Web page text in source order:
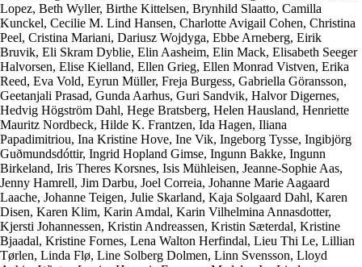
Lopez, Beth Wyller, Birthe Kittelsen, Brynhild Slaatto, Camilla
Kunckel, Cecilie M. Lind Hansen, Charlotte Avigail Cohen, Christina
Peel, Cristina Mariani, Dariusz Wojdyga, Ebbe Arneberg, Eirik
Bruvik, Eli Skram Dyblie, Elin Aasheim, Elin Mack, Elisabeth Seeger
Halvorsen, Elise Kielland, Ellen Grieg, Ellen Monrad Vistven, Erika
Reed, Eva Vold, Eyrun Müller, Freja Burgess, Gabriella Göransson,
Geetanjali Prasad, Gunda Aarhus, Guri Sandvik, Halvor Digernes,
Hedvig Högström Dahl, Hege Bratsberg, Helen Hausland, Henriette
Mauritz Nordbeck, Hilde K. Frantzen, Ida Hagen, Iliana
Papadimitriou, Ina Kristine Hove, Ine Vik, Ingeborg Tysse, Ingibjörg
Guðmundsdóttir, Ingrid Hopland Gimse, Ingunn Bakke, Ingunn
Birkeland, Iris Theres Korsnes, Isis Mühleisen, Jeanne-Sophie Aas,
Jenny Hamrell, Jim Darbu, Joel Correia, Johanne Marie Aagaard
Laache, Johanne Teigen, Julie Skarland, Kaja Solgaard Dahl, Karen
Disen, Karen Klim, Karin Amdal, Karin Vilhelmina Annasdotter,
Kjersti Johannessen, Kristin Andreassen, Kristin Sæterdal, Kristine
Bjaadal, Kristine Fornes, Lena Walton Herfindal, Lieu Thi Le, Lillian
Tørlen, Linda Flø, Line Solberg Dolmen, Linn Svensson, Lloyd